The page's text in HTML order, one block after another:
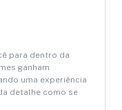
para dentro da
ganham
uma experiência
detalhe como se